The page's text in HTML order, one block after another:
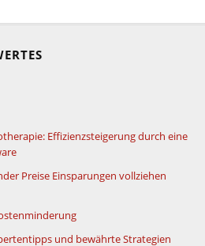
Effizienzsteigerung durch eine
Preise Einsparungen vollziehen
und bewährte Strategien